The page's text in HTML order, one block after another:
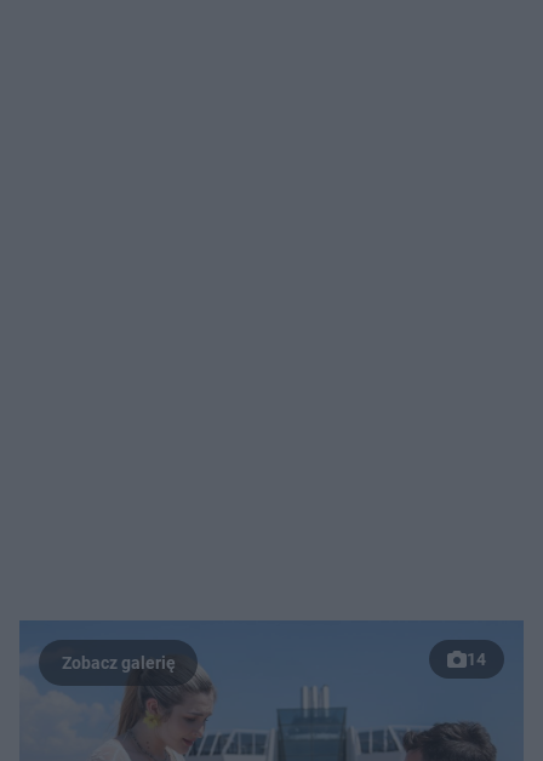
14